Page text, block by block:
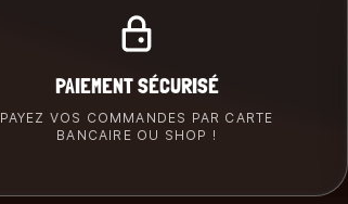
PAIEMENT SÉCURISÉ
PAYEZ VOS COMMANDES PAR CARTE
BANCAIRE OU SHOP !